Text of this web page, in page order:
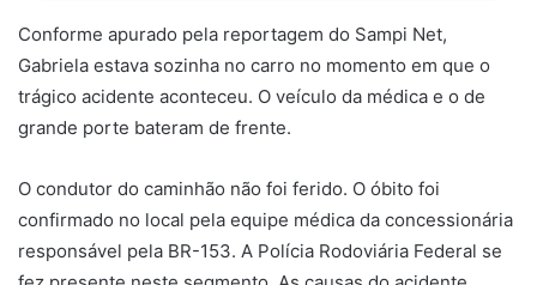
Conforme apurado pela reportagem do Sampi Net,
Gabriela estava sozinha no carro no momento em que o
trágico acidente aconteceu. O veículo da médica e o de
grande porte bateram de frente.
O condutor do caminhão não foi ferido. O óbito foi
confirmado no local pela equipe médica da concessionária
responsável pela BR-153. A Polícia Rodoviária Federal se